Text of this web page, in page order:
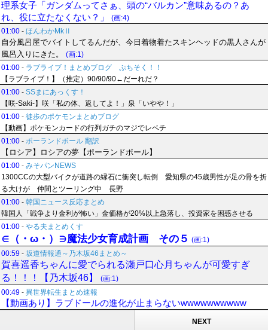
理系女子「ガンダムってさぁ、頭の“バルカン”意味あるの？あ
れ、役に立たなくない？」
(画:4)
01:00 - ほんわかMkⅡ
自分風呂屋でバイトしてるんだが、今日着物着たスキンヘッドの黒人さんが
風呂入りにきた。
(画:1)
01:00 - ラブライブ！まとめブログ ぷちそく！！
【ラブライブ！】（推定）90/90/90←だーれだ？
01:00 - SSまにあっくす！
【咲-Saki-】咲「私の体、返してよ！」泉「いやや！」
01:00 - 徒歩のポケモンまとめブログ
【動画】ポケモンカードの行列ガチのマジでレベチ
01:00 - ポーランドボール 翻訳
【ロシア】ロシアの夢【ポーランドボール】
01:00 - みそパンNEWS
1300CCの大型バイクが道路の縁石に衝突し転倒 愛知県の45歳男性が足の骨を折
る大けが 仲間とツーリング中 長野
01:00 - 韓国ニュース反応まとめ
韓国人「戦争より金利が怖い」金価格が20%以上急落し、投資家を困惑させる
01:00 - やる夫まとめくす
∈（・ω・）∋魔法少女育成計画 その５ (画:1)
00:59 - 坂道情報通～乃木坂46まとめ～
賀喜遥香ちゃんに愛でられる瀬戸口心月ちゃんが可愛すぎ
る！！！【乃木坂46】
(画:1)
00:49 - 異世界転生まとめ速報
【動画あり】ラブドールの進化が止まらないwwwwwwwwww
NEXT